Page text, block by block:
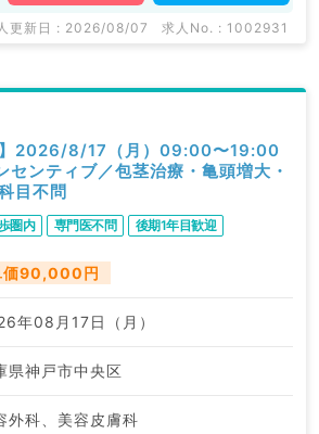
更新日 : 2026/08/07 求人No. : 1002931
】2026/8/17（月）09:00〜19:00
ンティブ／包茎治療・亀頭増大・
目不問
圏内 専門医不問 後期1年目歓迎
価90,000円
年08月17日（月）
県神戸市中央区
外科、美容皮膚科